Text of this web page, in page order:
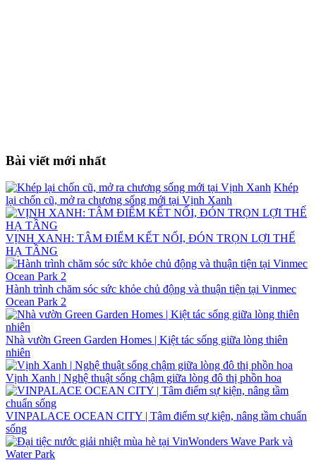
Bài viết mới nhất
Khép
lại chốn cũ, mở ra chương sống mới tại Vịnh Xanh
VỊNH XANH: TÂM ĐIỂM KẾT NỐI, ĐÓN TRỌN LỢI THẾ
HẠ TẦNG
Hành trình chăm sóc sức khỏe chủ động và thuận tiện tại Vinmec
Ocean Park 2
Nhà vườn Green Garden Homes | Kiệt tác sống giữa lòng thiên
nhiên
Vịnh Xanh | Nghệ thuật sống chậm giữa lòng đô thị phồn hoa
VINPALACE OCEAN CITY | Tâm điểm sự kiện, nâng tầm chuẩn
sống